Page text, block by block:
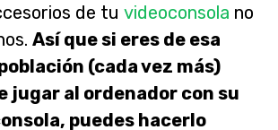
de tu videoconsola no
Así que si eres de esa
(cada vez más)
jugar al ordenador con su
puedes hacerlo